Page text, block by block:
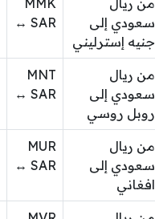
سعودي إلى
جنيه إسترليني
↔ SAR
من ريال
سعودي إلى
روبل روسي
MNT
↔ SAR
من ريال
سعودي إلى
افغاني
MUR
↔ SAR